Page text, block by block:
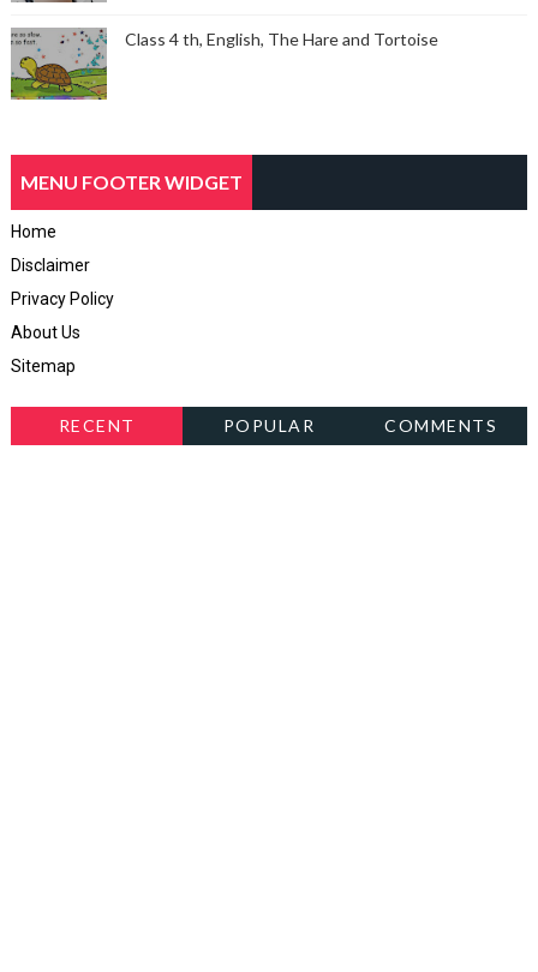
Class 4 th, English, The Hare and Tortoise
MENU FOOTER WIDGET
Home
Disclaimer
Privacy Policy
About Us
Sitemap
RECENT POPULAR COMMENTS